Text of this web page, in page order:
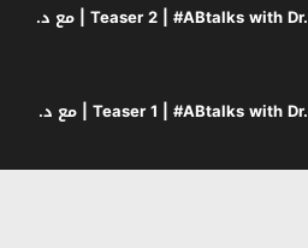
Teaser 2 | #ABtalks with Dr. Zahi Hawass | Chapter 244 | مع د.
Teaser 1 | #ABtalks with Dr. Zahi Hawass | Chapter 244 | مع د.